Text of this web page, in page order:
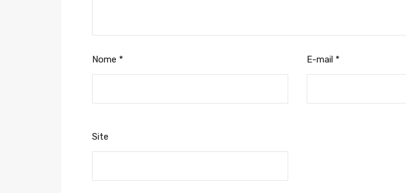
Nome * E-mail *
Site